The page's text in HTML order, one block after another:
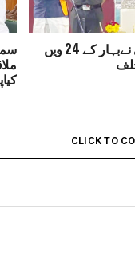
سمراٹ چودھری نےبہار کے 24 ویں
CLICK TO